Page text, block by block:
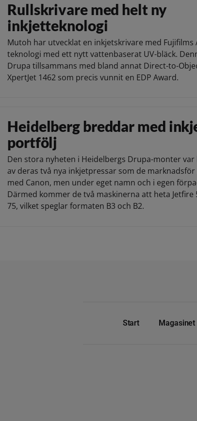
Rullskrivare med helt ny
inkjetteknologi
Mutoh har utvecklat en inkjetskrivare med Fujifilms
teknologi med ett nytt vattenbaserat UV-bläck.
Drupa tillsammans med bland annat Direct-to-
XpertJet 1462 som precis vunnit en EDP Award.
Heidelberg breddar med
portfölj
Den stora nyheten i Heidelbergs Drupa-monter var
av deras två nya inkjetpressar som de
med Canon, men under eget namn och i egen
Därmed kommer de två maskinerna att heta Jetfire
75, vilket speglar formaten B3 och B2.
Start Magasinet